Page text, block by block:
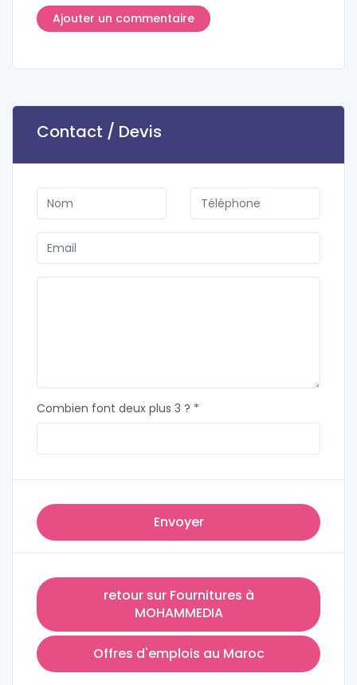
Contact / Devis
Combien font deux plus 3 ? *
Envoyer
retour sur Fournitures à
MOHAMMEDIA
Offres d'emplois au Maroc